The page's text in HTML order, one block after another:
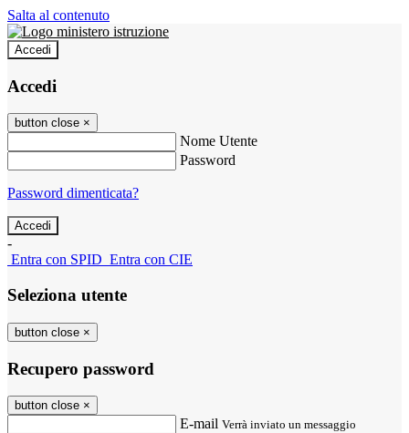
Salta al contenuto
Accedi
Accedi
button close ×
Nome Utente
Password
Password dimenticata?
-
Entra con SPID Entra con CIE
Seleziona utente
button close ×
Recupero password
button close ×
E-mail Verrà inviato un messaggio